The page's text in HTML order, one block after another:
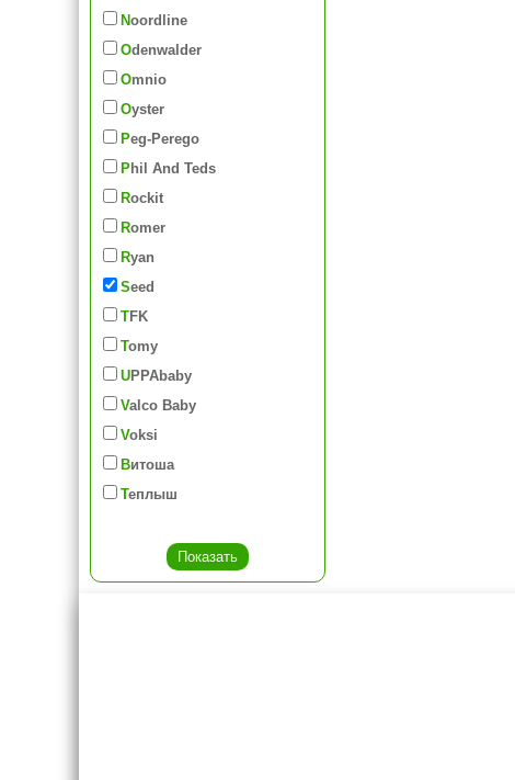
Noordline
Odenwalder
Omnio
Oyster
Peg-Perego
Phil And Teds
Rockit
Romer
Ryan
Seed
TFK
Tomy
UPPAbaby
Valco Baby
Voksi
Витоша
Теплыш